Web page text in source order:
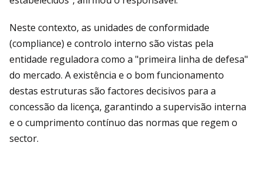
Neste contexto, as unidades de conformidade
(compliance) e controlo interno são vistas pela
entidade reguladora como a "primeira linha de defesa"
do mercado. A existência e o bom funcionamento
destas estruturas são factores decisivos para a
concessão da licença, garantindo a supervisão interna
e o cumprimento contínuo das normas que regem o
sector.